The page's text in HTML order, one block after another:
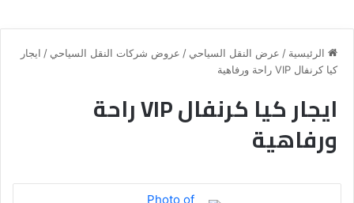
الرئيسية / عرض النقل السياحي / عروض شركات النقل السياحي / ايجار
كيا كرنفال VIP راحة ورفاهية
ايجار كيا كرنفال VIP راحة
ورفاهية